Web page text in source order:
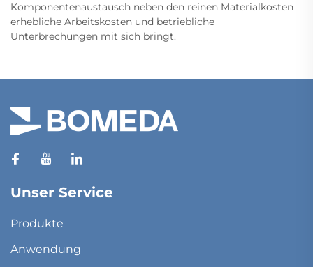
Komponentenaustausch neben den reinen Materialkosten
erhebliche Arbeitskosten und betriebliche
Unterbrechungen mit sich bringt.
Unser Service
Produkte
Anwendung